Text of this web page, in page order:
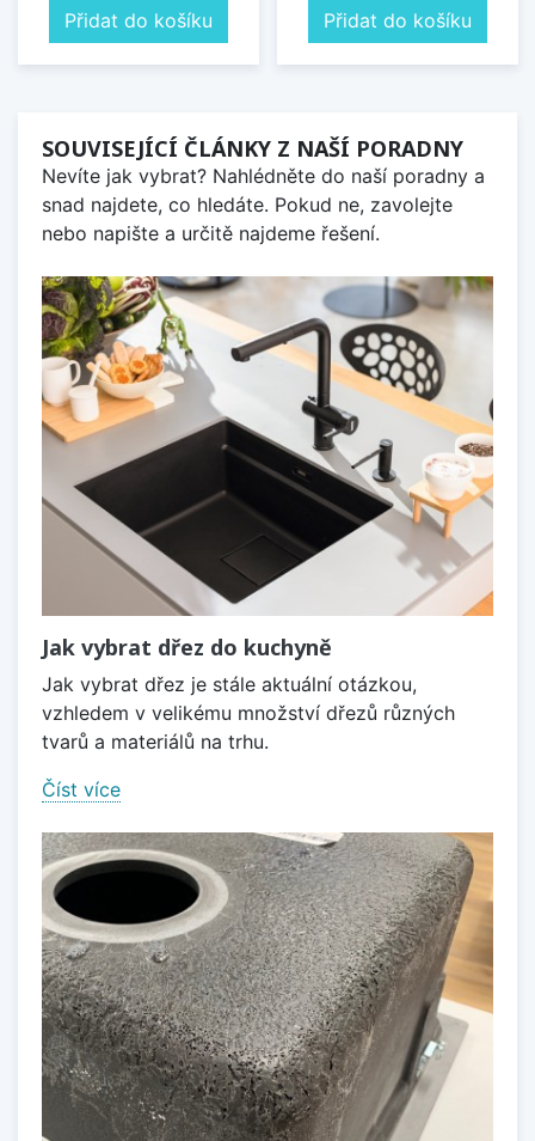
Přidat do košíku Přidat do košíku
SOUVISEJÍCÍ ČLÁNKY Z NAŠÍ PORADNY
Nevíte jak vybrat? Nahlédněte do naší poradny a
snad najdete, co hledáte. Pokud ne, zavolejte
nebo napište a určitě najdeme řešení.
Jak vybrat dřez do kuchyně
Jak vybrat dřez je stále aktuální otázkou,
vzhledem v velikému množství dřezů různých
tvarů a materiálů na trhu.
Číst více